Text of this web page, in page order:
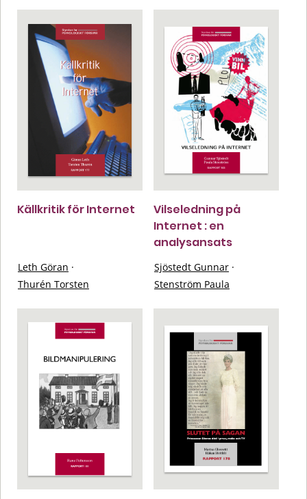
Källkritik för Internet
Leth Göran ·
Thurén Torsten
Vilseledning på
Internet : en
analysansats
Sjöstedt Gunnar ·
Stenström Paula